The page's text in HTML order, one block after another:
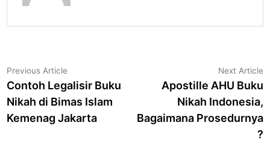
Post
navigation
Previous Article
article:
Contoh Legalisir Buku
Nikah di Bimas Islam
Kemenag Jakarta
Next Article
Apostille AHU Buku
Nikah Indonesia,
Bagaimana Prosedurnya
?